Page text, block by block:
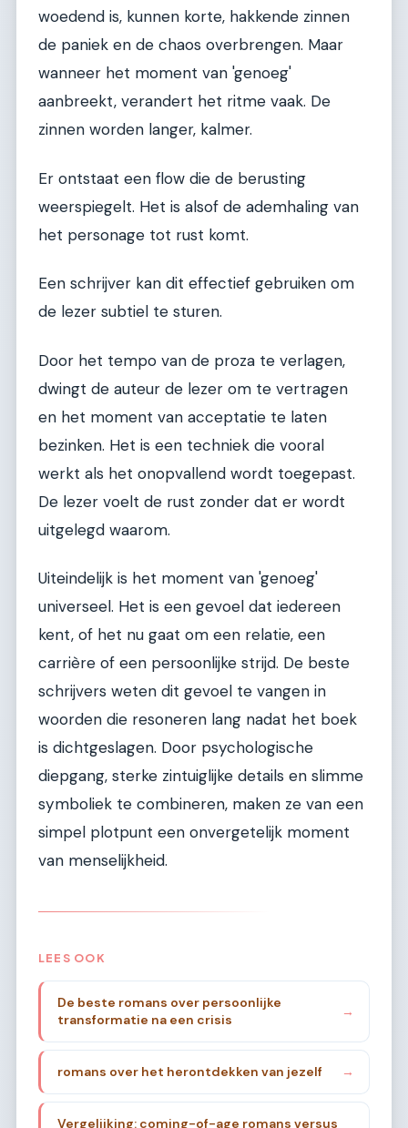
woedend is, kunnen korte, hakkende zinnen
de paniek en de chaos overbrengen. Maar
wanneer het moment van 'genoeg'
aanbreekt, verandert het ritme vaak. De
zinnen worden langer, kalmer.
Er ontstaat een flow die de berusting
weerspiegelt. Het is alsof de ademhaling van
het personage tot rust komt.
Een schrijver kan dit effectief gebruiken om
de lezer subtiel te sturen.
Door het tempo van de proza te verlagen,
dwingt de auteur de lezer om te vertragen
en het moment van acceptatie te laten
bezinken. Het is een techniek die vooral
werkt als het onopvallend wordt toegepast.
De lezer voelt de rust zonder dat er wordt
uitgelegd waarom.
Uiteindelijk is het moment van 'genoeg'
universeel. Het is een gevoel dat iedereen
kent, of het nu gaat om een relatie, een
carrière of een persoonlijke strijd. De beste
schrijvers weten dit gevoel te vangen in
woorden die resoneren lang nadat het boek
is dichtgeslagen. Door psychologische
diepgang, sterke zintuiglijke details en slimme
symboliek te combineren, maken ze van een
simpel plotpunt een onvergetelijk moment
van menselijkheid.
LEES OOK
De beste romans over persoonlijke
transformatie na een crisis
→
romans over het herontdekken van jezelf →
Vergelijking: coming-of-age romans versus